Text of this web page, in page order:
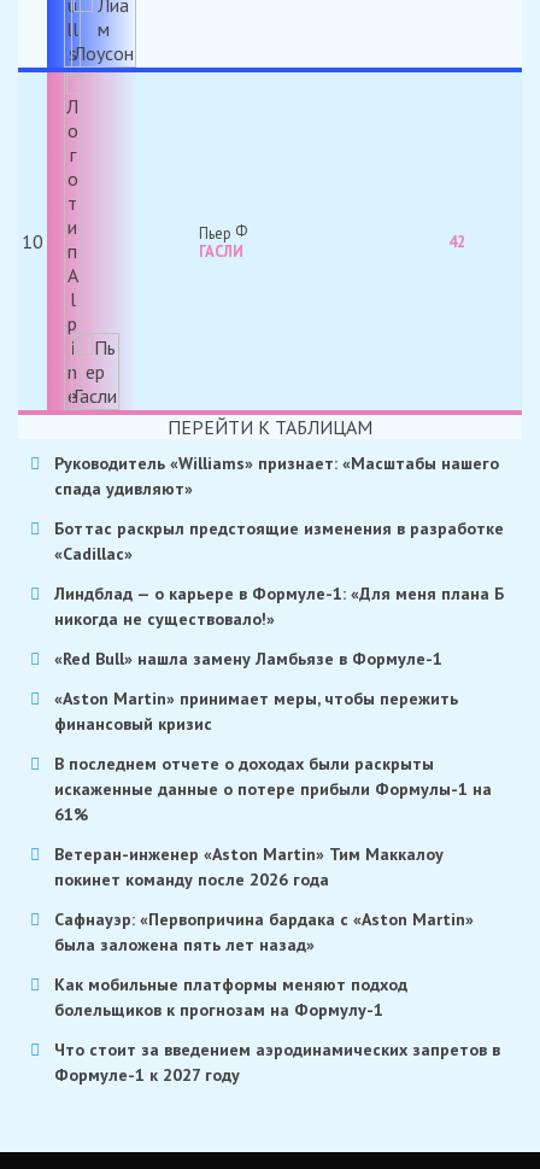
10
Пьер
ГАСЛИ
42
ПЕРЕЙТИ К ТАБЛИЦАМ
Руководитель «Williams» признает: «Масштабы нашего
спада удивляют»
Боттас раскрыл предстоящие изменения в разработке
«Cadillac»
Линдблад — о карьере в Формуле-1: «Для меня плана Б
никогда не существовало!»
«Red Bull» нашла замену Ламбьязе в Формуле-1
«Aston Martin» принимает меры, чтобы пережить
финансовый кризис
В последнем отчете о доходах были раскрыты
искаженные данные о потере прибыли Формулы-1 на
61%
Ветеран-инженер «Aston Martin» Тим Маккалоу
покинет команду после 2026 года
Сафнауэр: «Первопричина бардака с «Aston Martin»
была заложена пять лет назад»
Как мобильные платформы меняют подход
болельщиков к прогнозам на Формулу-1
Что стоит за введением аэродинамических запретов в
Формуле-1 к 2027 году